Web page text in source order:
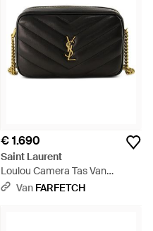
€ 1.690
Saint Laurent
Loulou Camera Tas Van
Matelassé Lamsleer - Zwart
Van FARFETCH